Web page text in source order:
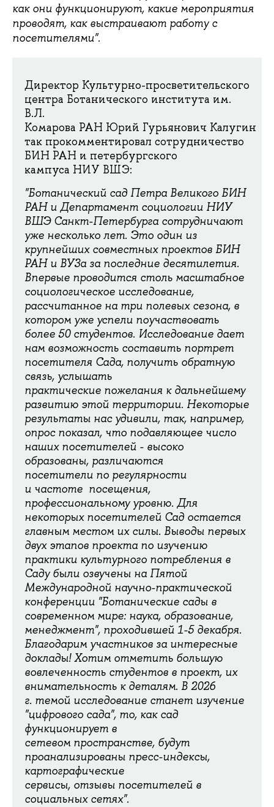
как они функционируют, какие мероприятия
проводят, как выстраивают работу с
посетителями".
Директор Культурно-просветительского
центра Ботанического института им.
В.Л.
Комарова РАН Юрий Гурьянович Калугин
так прокомментировал сотрудничество
БИН РАН и петербургского
кампуса НИУ ВШЭ:
"Ботанический сад Петра Великого БИН
РАН и Департамент социологии НИУ
ВШЭ Санкт-Петербурга сотрудничают
уже несколько лет. Это один из
крупнейших совместных проектов БИН
РАН и ВУЗа за последние десятилетия.
Впервые проводится столь масштабное
социологическое исследование,
рассчитанное на три полевых сезона, в
котором уже успели поучаствовать
более 50 студентов. Исследование дает
нам возможность составить портрет
посетителя Сада, получить обратную
связь, услышать
практические пожелания к дальнейшему
развитию этой территории. Некоторые
результаты нас удивили, так, например,
опрос показал, что подавляющее число
наших посетителей - высоко
образованы, различаются
посетители по регулярности
и частоте посещения,
профессиональному уровню. Для
некоторых посетителей Сад остается
главным местом их силы. Выводы первых
двух этапов проекта по изучению
практики культурного потребления в
Саду были озвучены на Пятой
Международной научно-практической
конференции "Ботанические сады в
современном мире: наука, образование,
менеджмент", проходившей 1-5 декабря.
Благодарим участников за интересные
доклады! Хотим отметить большую
вовлеченность студентов в проект, их
внимательность к деталям. В 2026
г. темой исследование станет изучение
"цифрового сада", то, как сад
функционирует в
сетевом пространстве, будут
проанализированы пресс-индексы,
картографические
сервисы, отзывы посетителей в
социальных сетях".